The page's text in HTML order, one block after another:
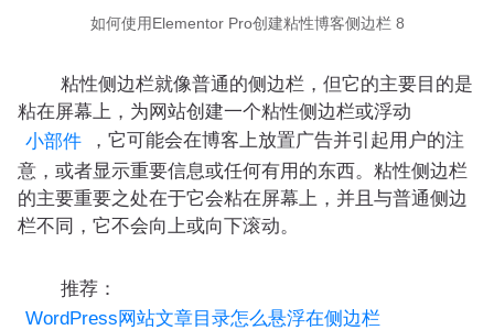
如何使用Elementor Pro创建粘性博客侧边栏 8
粘性侧边栏就像普通的侧边栏，但它的主要目的是
粘在屏幕上，为网站创建一个粘性侧边栏或浮动
小部件
，它可能会在博客上放置广告并引起用户的注
意，或者显示重要信息或任何有用的东西。粘性侧边栏
的主要重要之处在于它会粘在屏幕上，并且与普通侧边
栏不同，它不会向上或向下滚动。
推荐：
WordPress网站文章目录怎么悬浮在侧边栏